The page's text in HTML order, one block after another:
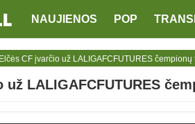
NAUJIENOS POP
CF įvarčio už LALIGAFCFUTURES čempionų
LALIGAFCFUTURES